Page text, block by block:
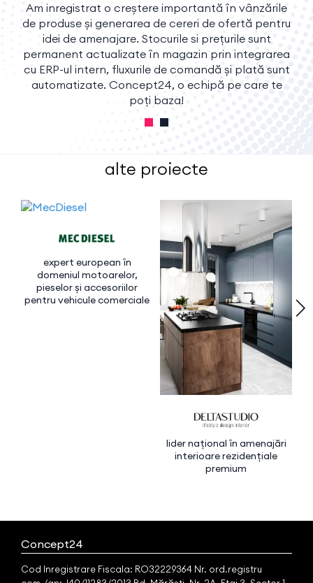
Am inregistrat o creștere importantă în vânzările
de produse și generarea de cereri de ofertă pentru
idei de amenajare. Stocurile si prețurile sunt
permanent actualizate în magazin prin integrarea
cu ERP-ul intern, fluxurile de comandă și plată sunt
automatizate. Concept24, o echipă pe care te
poți baza!
alte proiecte
expert european în
domeniul motoarelor,
pieselor și accesoriilor
pentru vehicule comerciale
lider național în amenajări
interioare rezidențiale
premium
Concept24
Cod Inregistrare Fiscala: RO32229364 Nr. ord.registru